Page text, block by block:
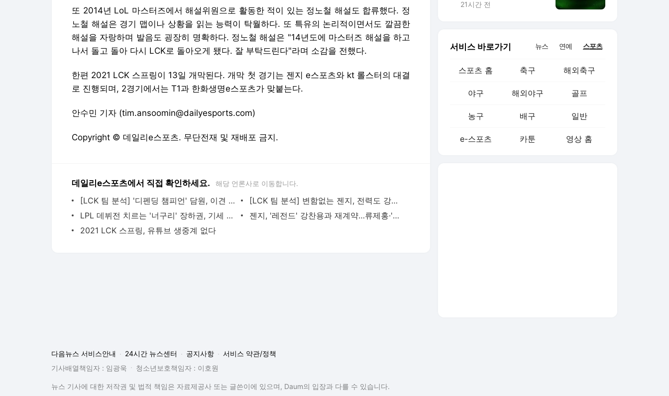
또 2014년 LoL 마스터즈에서 해설위원으로 활동한 적이 있는 정노철 해설도 합류했다. 정
노철 해설은 경기 맵이나 상황을 읽는 능력이 탁월하다. 또 특유의 논리적이면서도 깔끔한
해설을 자랑하며 발음도 굉장히 명확하다. 정노철 해설은 "14년도에 마스터즈 해설을 하고
나서 돌고 돌아 다시 LCK로 돌아오게 됐다. 잘 부탁드린다"라며 소감을 전했다.
한편 2021 LCK 스프링이 13일 개막된다. 개막 첫 경기는 젠지 e스포츠와 kt 롤스터의 대결
로 진행되며, 2경기에서는 T1과 한화생명e스포츠가 맞붙는다.
안수민 기자 (tim.ansoomin@dailyesports.com)
Copyright © 데일리e스포츠. 무단전재 및 재배포 금지.
데일리e스포츠에서 직접 확인하세요. 해당 언론사로 이동합니다.
[LCK 팀 분석] '디펜딩 챔피언' 담원, 이견 없는 'LCK Khan'
[LCK 팀 분석] 변함없는 젠지, 전력도 강함도 그대로
LPL 데뷔전 치르는 '너구리' 장하권, 기세 이어갈까
젠지, '레전드' 강찬용과 재계약…류제홍·'큐베' 영입
2021 LCK 스프링, 유튜브 생중계 없다
21시간 전
서비스 바로가기 뉴스 연예 스포츠
스포츠 홈 축구 해외축구
야구 해외야구 골프
농구 배구 일반
e-스포츠 카툰 영상 홈